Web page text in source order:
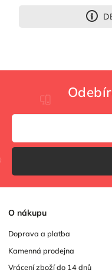
O nákupu
Doprava a platba
Kamenná prodejna
Vrácení zboží do 14 dnů